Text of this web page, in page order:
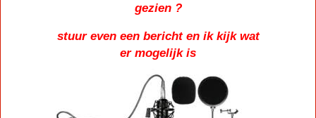
gezien ?
stuur even een bericht en ik kijk wat
er mogelijk is